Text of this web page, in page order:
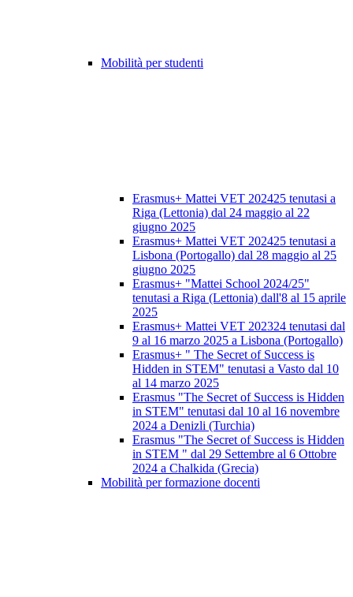
Mobilità per studenti
Erasmus+ Mattei VET 202425 tenutasi a
Riga (Lettonia) dal 24 maggio al 22
giugno 2025
Erasmus+ Mattei VET 202425 tenutasi a
Lisbona (Portogallo) dal 28 maggio al 25
giugno 2025
Erasmus+ "Mattei School 2024/25"
tenutasi a Riga (Lettonia) dall'8 al 15 aprile
2025
Erasmus+ Mattei VET 202324 tenutasi dal
9 al 16 marzo 2025 a Lisbona (Portogallo)
Erasmus+ " The Secret of Success is
Hidden in STEM" tenutasi a Vasto dal 10
al 14 marzo 2025
Erasmus "The Secret of Success is Hidden
in STEM" tenutasi dal 10 al 16 novembre
2024 a Denizli (Turchia)
Erasmus "The Secret of Success is Hidden
in STEM " dal 29 Settembre al 6 Ottobre
2024 a Chalkida (Grecia)
Mobilità per formazione docenti